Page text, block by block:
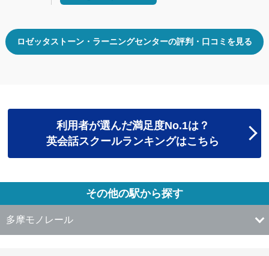
ロゼッタストーン・ラーニングセンターの評判・口コミを見る
利用者が選んだ満足度No.1は？
英会話スクールランキングはこちら
その他の駅から探す
多摩モノレール